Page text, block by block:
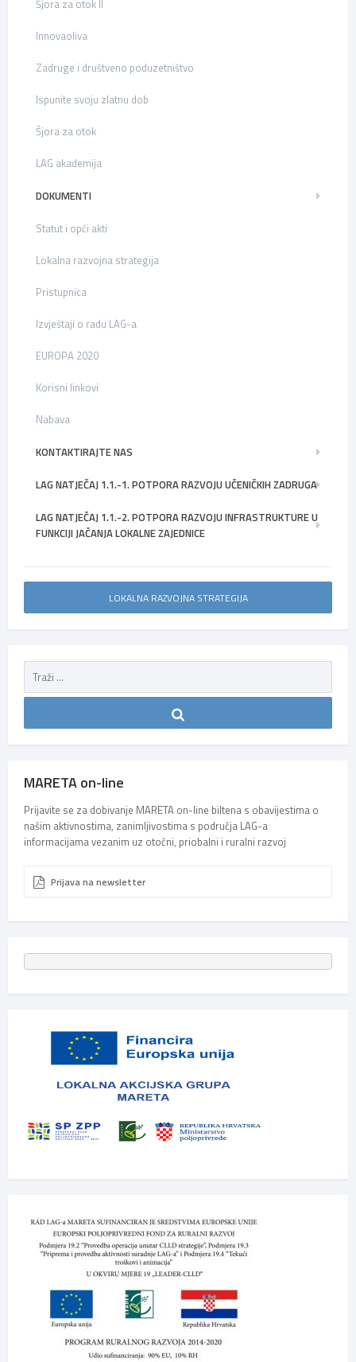
Šjora za otok II
Innovaoliva
Zadruge i društveno poduzetništvo
Ispunite svoju zlatnu dob
Šjora za otok
LAG akademija
DOKUMENTI
Statut i opći akti
Lokalna razvojna strategija
Pristupnica
Izvještaji o radu LAG-a
EUROPA 2020
Korisni linkovi
Nabava
KONTAKTIRAJTE NAS
LAG NATJEČAJ 1.1.-1. POTPORA RAZVOJU UČENIČKIH ZADRUGA
LAG NATJEČAJ 1.1.-2. POTPORA RAZVOJU INFRASTRUKTURE U
FUNKCIJI JAČANJA LOKALNE ZAJEDNICE
LOKALNA RAZVOJNA STRATEGIJA
MARETA on-line
Prijavite se za dobivanje MARETA on-line biltena s obavijestima o
našim aktivnostima, zanimljivostima s područja LAG-a
informacijama vezanim uz otočni, priobalni i ruralni razvoj
Prijava na newsletter